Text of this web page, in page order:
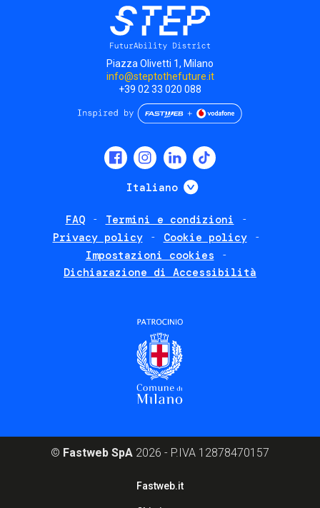
Piazza Olivetti 1, Milano
info@steptothefuture.it
+39 02 33 020 088
Italiano Mostra ulteriori
FAQ
Termini e condizioni
Privacy policy
Cookie policy
Impostazioni cookies
Dichiarazione di Accessibilità
© Fastweb SpA 2026 - P.IVA 12878470157
Fastweb.it